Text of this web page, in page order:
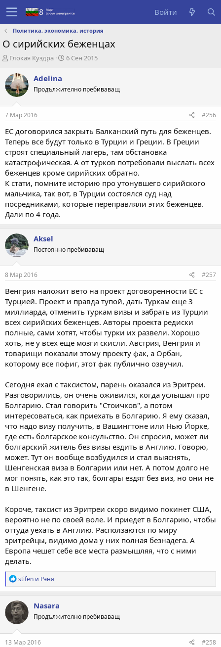
Войти
Политика, экономика, история
О сирийских беженцах
А
т
о
р
е
м
ы
Глокая Куздра
Д
с
а
и
я
6 Сен 2015
Adelina
Продължително пребиваващ
7 Мар 2016 #256
ЕС договорился закрыть Балканский путь для беженцев.
Теперь все будут только в Турции и Греции. В Греции
строят специальный лагерь, там обстановка
катастрофическая. А от турков потребовали выслать всех
беженцев кроме сирийских обратно.
К стати, помните историю про утонувшего сирийского
мальчика, так вот, в Турции состоялся суд над
посредниками, которые переправляли этих беженцев.
Дали по 4 года.
Aksel
Постоянно пребиваващ
8 Мар 2016 #257
Венгрия наложит вето на проект договоренности ЕС с
Турцией. Проект и правда тупой, дать Туркам еще 3
миллиарда, отменить туркам визы и забрать из Турции
всех сирийских беженцев. Авторы проекта редиски
полные, сами хотят, чтобы турки их развели. Хорошо
хоть, не у всех еще мозги скисли. Австрия, Венгрия и
товарищи показали этому проекту фак, а Орбан,
которому все пофиг, этот фак публично озвучил.
Сегодня ехал с таксистом, парень оказался из Эритреи.
Разговорились, он очень оживился, когда услышал про
Болгарию. Стал говорить "Стоичков", а потом
интересоваться, как приехать в Болгарию. Я ему сказал,
что надо визу получить, в Вашингтоне или Нью Йорке,
где есть болгарское консульство. Он спросил, может ли
болгарский житель без визы ездить в Англию. Говорю,
может. Тут он вообще возбудился и стал выяснять,
Шенгенская виза в Болгарии или нет. А потом долго не
мог понять, как это так, болгары ездят без виз, но они не
в Шенгене.
Короче, таксист из Эритреи скоро видимо покинет США,
вероятно не по своей воле. И приедет в Болгарию, чтобы
оттуда уехать в Англию. Расползаются по миру
эритрейцы, видимо дома у них полная безнадега. А
Европа чешет себе все места размышляя, что с ними
делать.
Р
е
а
к
ц
и
и
:
stifen и Рэня
Nasara
Продължително пребиваващ
13 Мар 2016 #258